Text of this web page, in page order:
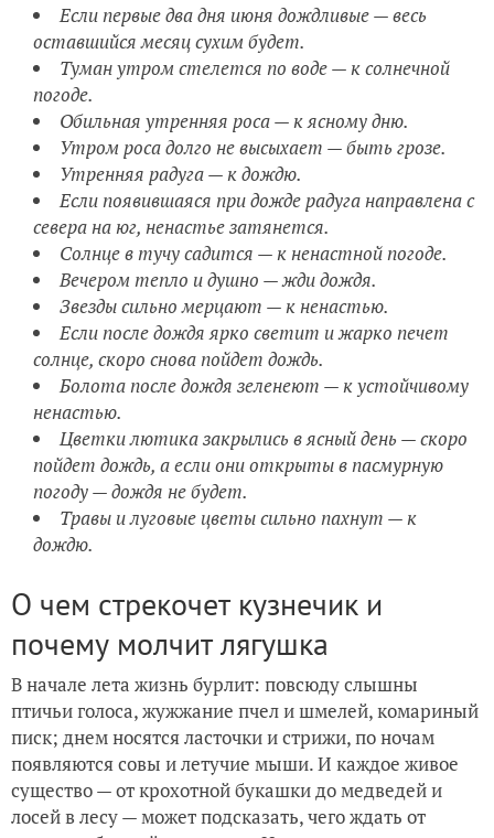
Если первые два дня июня дождливые — весь
оставшийся месяц сухим будет.
Туман утром стелется по воде — к солнечной
погоде.
Обильная утренняя роса — к ясному дню.
Утром роса долго не высыхает — быть грозе.
Утренняя радуга — к дождю.
Если появившаяся при дожде радуга направлена с
севера на юг, ненастье затянется.
Солнце в тучу садится — к ненастной погоде.
Вечером тепло и душно — жди дождя.
Звезды сильно мерцают — к ненастью.
Если после дождя ярко светит и жарко печет
солнце, скоро снова пойдет дождь.
Болота после дождя зеленеют — к устойчивому
ненастью.
Цветки лютика закрылись в ясный день — скоро
пойдет дождь, а если они открыты в пасмурную
погоду — дождя не будет.
Травы и луговые цветы сильно пахнут — к
дождю.
О чем стрекочет кузнечик и
почему молчит лягушка
В начале лета жизнь бурлит: повсюду слышны
птичьи голоса, жужжание пчел и шмелей, комариный
писк; днем носятся ласточки и стрижи, по ночам
появляются совы и летучие мыши. И каждое живое
существо — от крохотной букашки до медведей и
лосей в лесу — может подсказать, чего ждать от